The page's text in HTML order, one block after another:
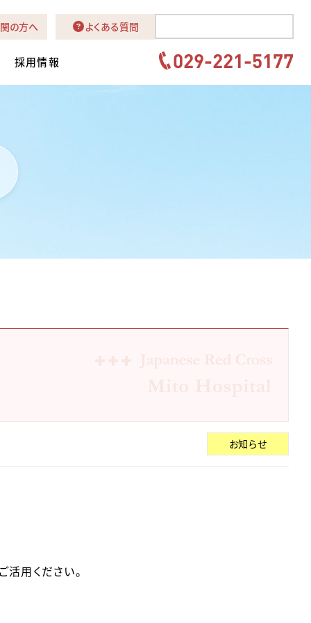
の方へ よくある質問
採用情報 029-221-5177
お知らせ
用ください。